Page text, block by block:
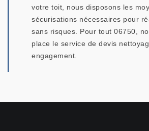
votre toit, nous disposons les
sécurisations nécessaires pour
sans risques. Pour tout 06750,
place le service de devis
engagement.